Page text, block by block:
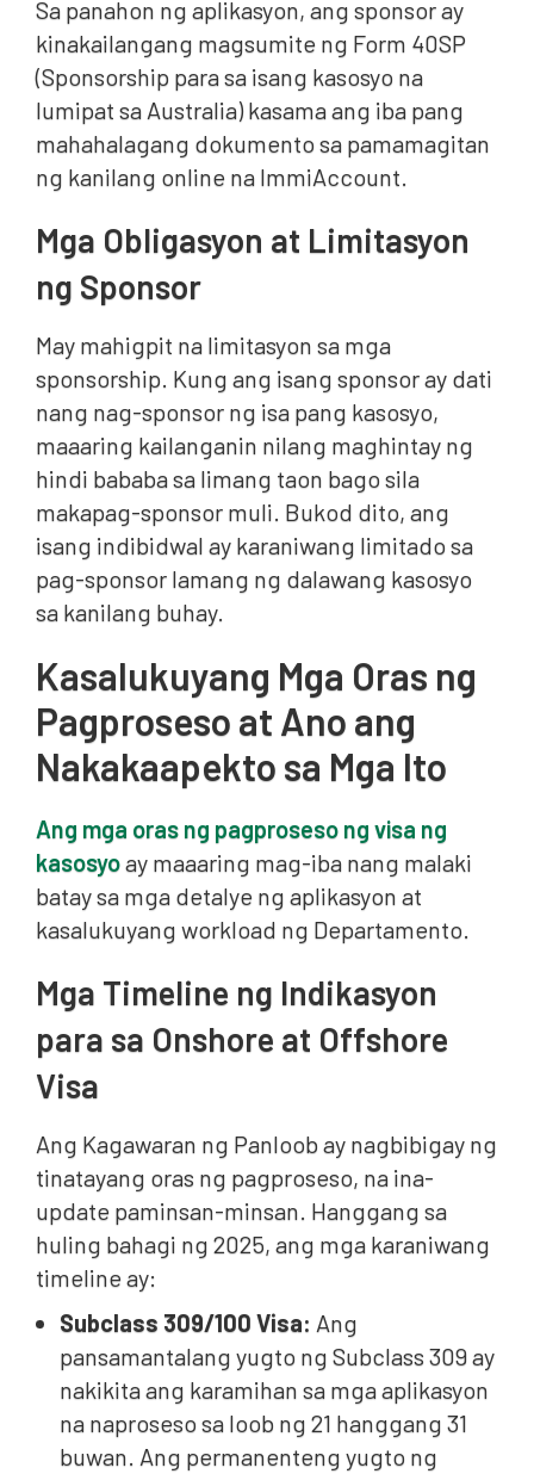
Sa panahon ng aplikasyon, ang sponsor ay
kinakailangang magsumite ng Form 40SP
(Sponsorship para sa isang kasosyo na
lumipat sa Australia) kasama ang iba pang
mahahalagang dokumento sa pamamagitan
ng kanilang online na ImmiAccount.
Mga Obligasyon at Limitasyon
ng Sponsor
May mahigpit na limitasyon sa mga
sponsorship. Kung ang isang sponsor ay dati
nang nag-sponsor ng isa pang kasosyo,
maaaring kailanganin nilang maghintay ng
hindi bababa sa limang taon bago sila
makapag-sponsor muli. Bukod dito, ang
isang indibidwal ay karaniwang limitado sa
pag-sponsor lamang ng dalawang kasosyo
sa kanilang buhay.
Kasalukuyang Mga Oras ng
Pagproseso at Ano ang
Nakakaapekto sa Mga Ito
Ang mga oras ng pagproseso ng visa ng
kasosyoay maaaring mag-iba nang malaki
batay sa mga detalye ng aplikasyon at
kasalukuyang workload ng Departamento.
Mga Timeline ng Indikasyon
para sa Onshore at Offshore
Visa
Ang Kagawaran ng Panloob ay nagbibigay ng
tinatayang oras ng pagproseso, na ina-
update paminsan-minsan. Hanggang sa
huling bahagi ng 2025, ang mga karaniwang
timeline ay:
Subclass 309/100 Visa: Ang
pansamantalang yugto ng Subclass 309 ay
nakikita ang karamihan sa mga aplikasyon
na naproseso sa loob ng 21 hanggang 31
buwan. Ang permanenteng yugto ng